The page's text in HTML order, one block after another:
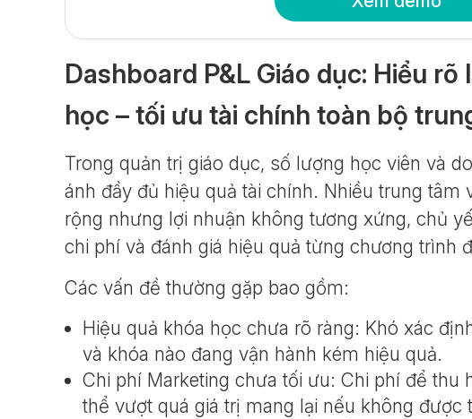
Dashboard P&L Giáo dục: Hiểu
học – tối ưu tài chính toàn bộ
Trong quản trị giáo dục, số lượng học viên và
ánh đầy đủ hiệu quả tài chính. Nhiều trung
rộng nhưng lợi nhuận không tương xứng, chủ
chi phí và đánh giá hiệu quả từng chương trình
Các vấn đề thường gặp bao gồm:
Hiệu quả khóa học chưa rõ ràng: Khó xác
và khóa nào đang vận hành kém hiệu quả.
Chi phí Marketing chưa tối ưu: Chi phí để thu
thể vượt quá giá trị mang lại nếu không được